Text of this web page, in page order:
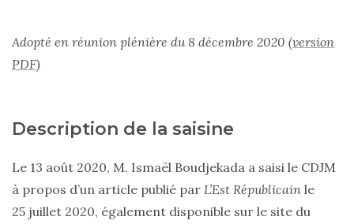
Adopté en réunion plénière du 8 décembre 2020 (version
PDF)
Description de la saisine
Le 13 août 2020, M. Ismaël Boudjekada a saisi le CDJM
à propos d’un article publié par L’Est Républicain le
25 juillet 2020, également disponible sur le site du